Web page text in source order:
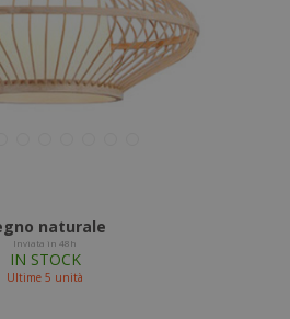
naturale
Inviata in 48h
IN STOCK
Ultime 5 unità